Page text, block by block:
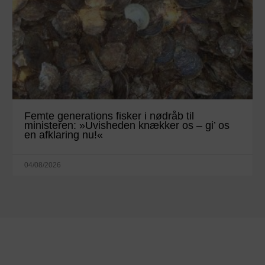
Femte generations fisker i nødråb til
ministeren: »Uvisheden knækker os – gi’ os
en afklaring nu!«
04/08/2026